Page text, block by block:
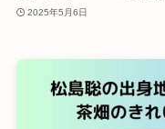
2025年5月6日